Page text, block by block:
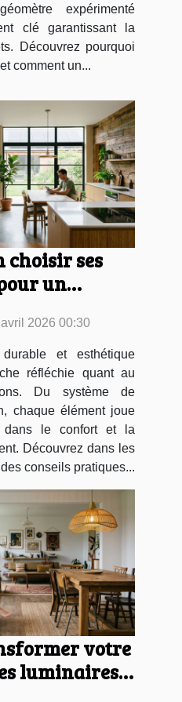
expérimenté
clé garantissant la
Découvrez pourquoi
comment un...
choisir ses
un
2026 00:30
et esthétique
réfléchie quant au
Du système de
chaque élément joue
dans le confort et la
Découvrez dans les
conseils pratiques...
votre
luminaires